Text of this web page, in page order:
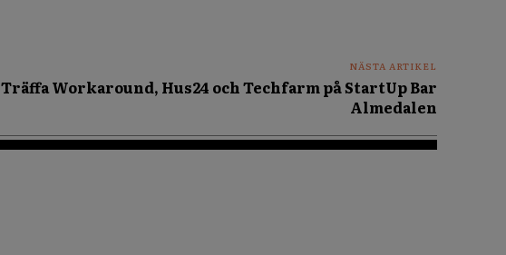
NÄSTA ARTIKEL
Träffa Workaround, Hus24 och Techfarm på StartUp Bar
Almedalen